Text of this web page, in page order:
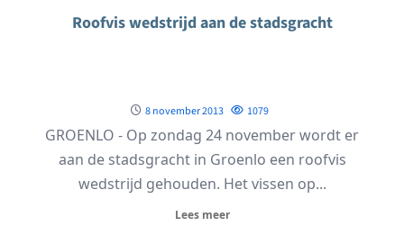
Roofvis wedstrijd aan de stadsgracht
8 november 2013 1079
GROENLO - Op zondag 24 november wordt er
aan de stadsgracht in Groenlo een roofvis
wedstrijd gehouden. Het vissen op...
Lees meer